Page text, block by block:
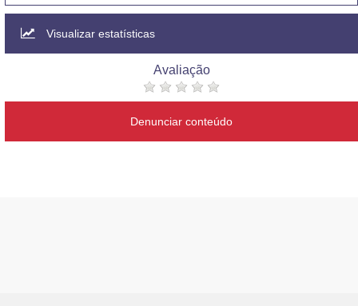
Visualizar estatísticas
Avaliação
Denunciar conteúdo